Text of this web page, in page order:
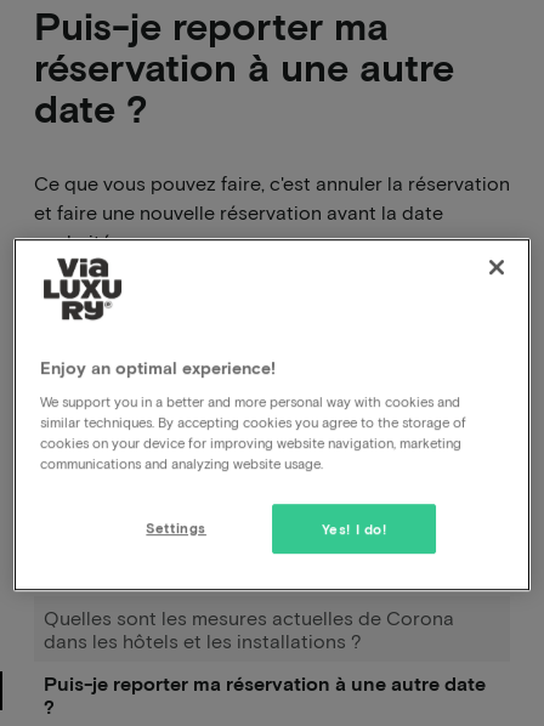
de l'hôtel ou auprès de vous ?
Comment puis-je modifier la date de ma
réservation ?
Comment fonctionne Pay later ?
J'ai réservé et payé, mais je n'ai pas encore reçu de
confirmation.
Quelles sont les mesures actuelles de Corona
dans les hôtels et les installations ?
Puis-je reporter ma réservation à une autre date
?
Puis-je reporter ma
réservation à une autre
date ?
Ce que vous pouvez faire, c'est annuler la réservation
et faire une nouvelle réservation avant la date
souhaitée.
Enjoy an optimal experience!
We support you in a better and more personal way with cookies and
similar techniques. By accepting cookies you agree to the storage of
cookies on your device for improving website navigation, marketing
communications and analyzing website usage.
Yes! I do!
Settings